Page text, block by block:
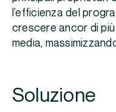
l’efficienza del
crescere ancor di
media,
Soluzione